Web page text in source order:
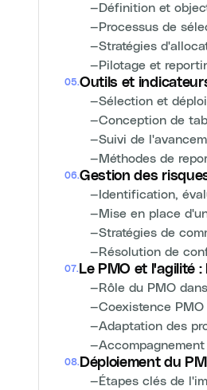
—Définition et
—Processus de
—Stratégies
—Pilotage et
05.Outils et
—Sélection et
—Conception de
—Suivi de
—Méthodes de
06.Gestion des
—Identification,
—Mise en place
—Stratégies de
—Résolution de
07. Le PMO et l'agilité
—Rôle du PMO
—Coexistence
—Adaptation des
—
08. Déploiement du
—Étapes clés de